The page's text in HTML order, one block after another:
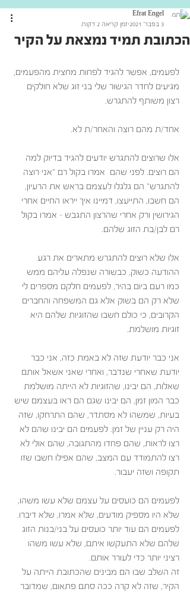
הכתובת תמיד נמצאת על הקיר
Efrat Engel
3 בפבר׳ 2021
זמן קריאה 2 דקות
לפעמים, אפשר להגיד לפחות מחצית מהפעמים,
מגיעים לחדר הגישור שלי בני זוג שלא חולקים
רצון משותף להתגרש.
אחד/ת מהם רוצה והאחר/ת לא.
אלו שרוצים להתגרש יודעים להגיד בדיוק למה
הם רוצים. לפני שהם  אמרו בקול רם "אני רוצה
להתגרש" הם גלגלו לעצמם בראש את הרעיון,
הם חשבו, התייעצו, דמיינו איך ייראו החיים אחרי
הגירושין ורק אחרי שהרצון התגבש – אמרו בקול
רם לבן/בת הזוג שלהם.
אלו שלא רוצים להתגרש מתארים את רגע
ההודעה כשוק, כבשורה שנפלה עליהם ממש
כמו רעם ביום בהיר, לפעמים חלקם מספרים לי
שלא רק הם בשוק אלא גם המשפחה והחברים
הקרובים, כי כולם חשבו שהזוגיות שלהם היא
זוגיות מושלמת.
אני כבר יודעת שזה לא באמת כזה, אני כבר
יודעת שאחרי שנדבר, ואחרי שאני אשאל אותם
שאלות, הם יבינו, שהזוגיות לא הייתה מושלמת
כבר המון זמן, הם יבינו שגם הם ראו בעצמם שיש
בעיות, שמשהו לא מסתדר, שהם התרחקו, שזה
היה רק עניין של זמן. לפעמים הם יבינו שהם לא
רצו לראות, שהם פחדו מהתגובה, שהם אולי לא
רצו להתמודד עם המצב, שהם אפילו חשבו שזו
תקופה ושזה יעבור.
לפעמים הם כועסים על עצמם שלא עשו משהו,
שלא היו מספיק מודעים, שלא אמרו, שלא דיברו.
לפעמים הם עוד יותר כועסים על בני/בנות הזוג
שלהם שלא התעקשו איתם, שלא עשו משהו
רציני יותר כדי לעורר אותם.
זה השלב שבו הם מבינים שהכתובת הייתה על
הקיר, שזה לא קרה ככה סתם פתאום, שמדובר